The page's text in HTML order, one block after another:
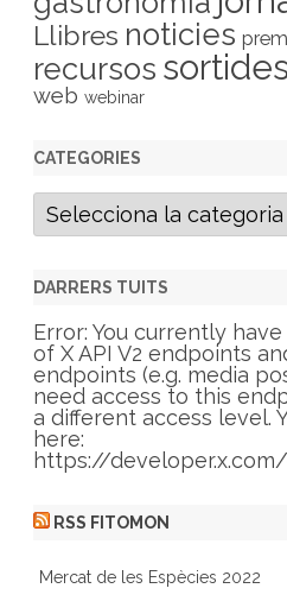
Llibres noticies
recursos sortides
web webinar
CATEGORIES
C
t
g
r
i
e
s
DARRERS TUITS
Error: You currently
of X API V2 endpoints
endpoints (e.g. media
need access to this
a different access level.
here:
https://
RSS FITOMON
Mercat de les Espècies 2022